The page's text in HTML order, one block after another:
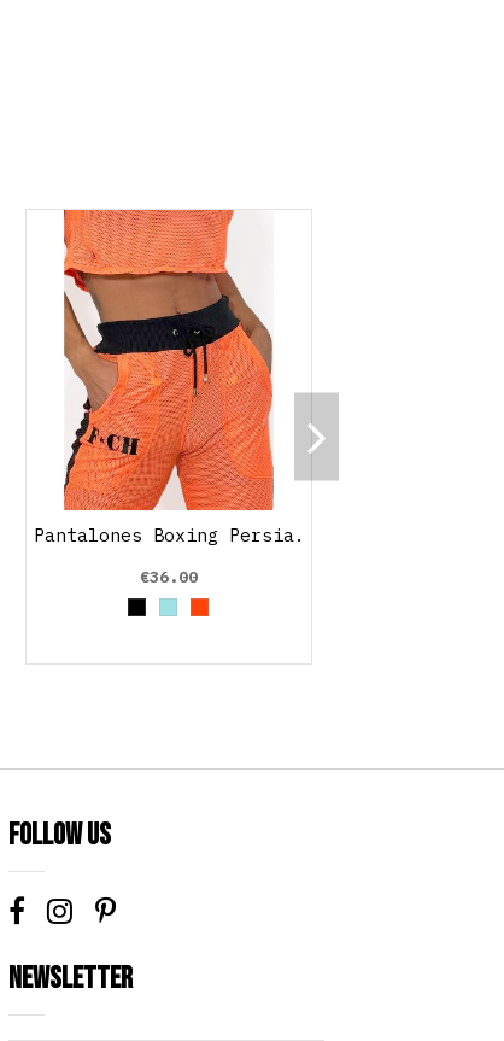
Pantalones Boxing Persia.
€36.00
BlackAzul cielo
Orange
Follow us
Newsletter